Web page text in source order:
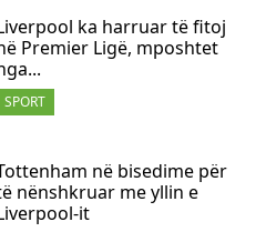
SPORT
ka harruar të fitoj
Premier Ligë, mposhtet
në bisedime për
nënshkruar me yllin e
it